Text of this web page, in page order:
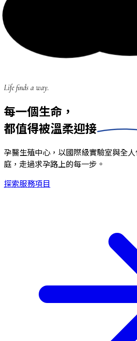
Life finds a way.
每一個生命，
都值得被溫柔迎接
孕醫生殖中心，以國際級實驗室與全
庭，走過求孕路上的每一步。
探索服務項目